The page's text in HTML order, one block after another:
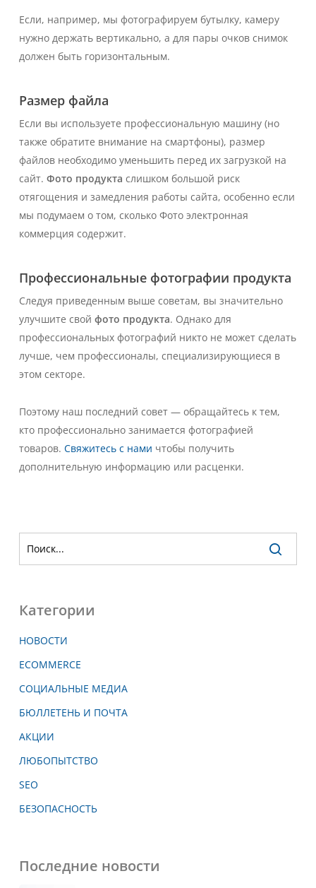
Если, например, мы фотографируем бутылку, камеру
нужно держать вертикально, а для пары очков снимок
должен быть горизонтальным.
Размер файла
Если вы используете профессиональную машину (но
также обратите внимание на смартфоны), размер
файлов необходимо уменьшить перед их загрузкой на
сайт. Фото продукта слишком большой риск
отягощения и замедления работы сайта, особенно если
мы подумаем о том, сколько Фото электронная
коммерция содержит.
Профессиональные фотографии продукта
Следуя приведенным выше советам, вы значительно
улучшите свой фото продукта. Однако для
профессиональных фотографий никто не может сделать
лучше, чем профессионалы, специализирующиеся в
этом секторе.
Поэтому наш последний совет — обращайтесь к тем,
кто профессионально занимается фотографией
товаров. Свяжитесь с нами чтобы получить
дополнительную информацию или расценки.
Категории
НОВОСТИ
ECOMMERCE
СОЦИАЛЬНЫЕ МЕДИА
БЮЛЛЕТЕНЬ И ПОЧТА
АКЦИИ
ЛЮБОПЫТСТВО
SEO
БЕЗОПАСНОСТЬ
Последние новости